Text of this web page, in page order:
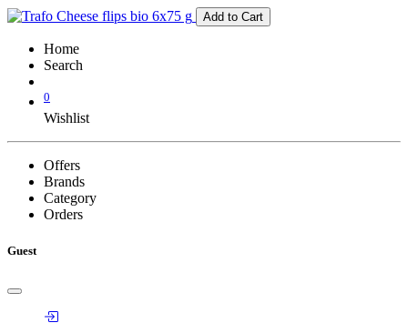
Add to Cart
Home
Search
0
Wishlist
Offers
Brands
Category
Orders
Guest